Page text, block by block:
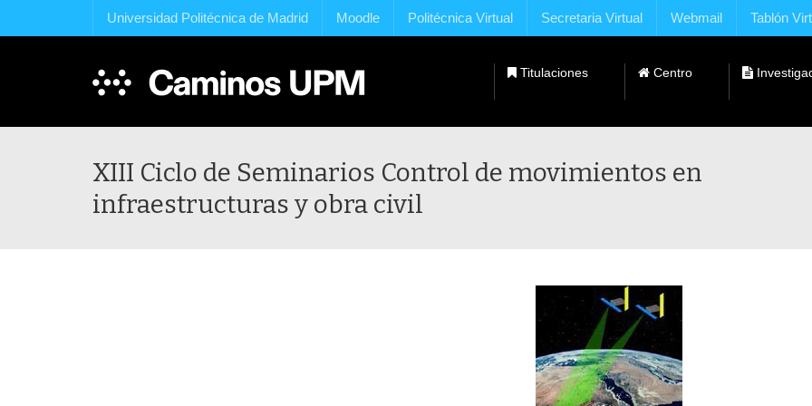
Universidad Politécnica de Madrid Moodle Politécnica Virtual Secretaria Virtual Webmail Tablón
Titulaciones Centro
XIII Ciclo de Seminarios Control de movimientos en
infraestructuras y obra civil